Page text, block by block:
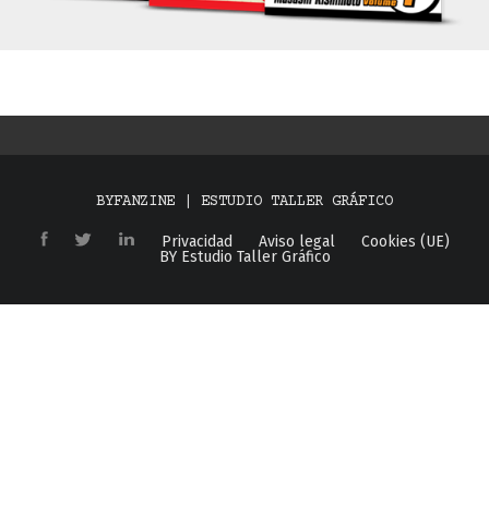
BYFANZINE | ESTUDIO TALLER GRÁFICO
Privacidad Aviso legal
Cookies (UE)
BY Estudio Taller Gráfico